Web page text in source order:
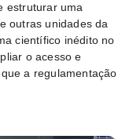
estruturar uma
outras unidades da
científico inédito no
o acesso e
a regulamentação